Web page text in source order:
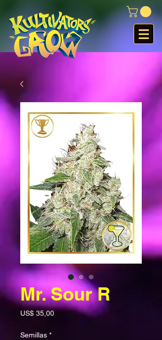
Mr. Sour R
US$ 35,00Precio
Semillas *